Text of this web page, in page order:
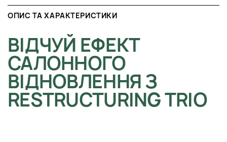
ОПИС ТА ХАРАКТЕРИСТИКИ
ВІДЧУЙ ЕФЕКТ
САЛОННОГО
ВІДНОВЛЕННЯ З
RESTRUCTURING TRIO